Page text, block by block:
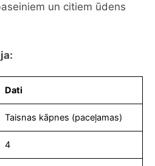
un citiem ūdens
Dati
Taisnas kāpnes (paceļamas)
4